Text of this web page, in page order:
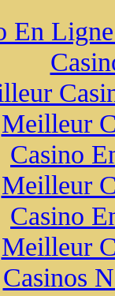
En
Meilleur
Casino
Meilleur
Casino
Meilleur
Casinos